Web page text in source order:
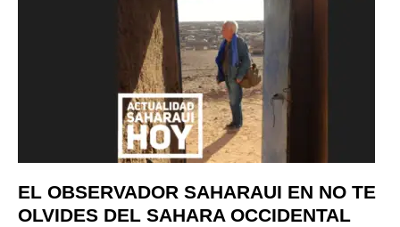
EL OBSERVADOR SAHARAUI EN NO TE
OLVIDES DEL SAHARA OCCIDENTAL